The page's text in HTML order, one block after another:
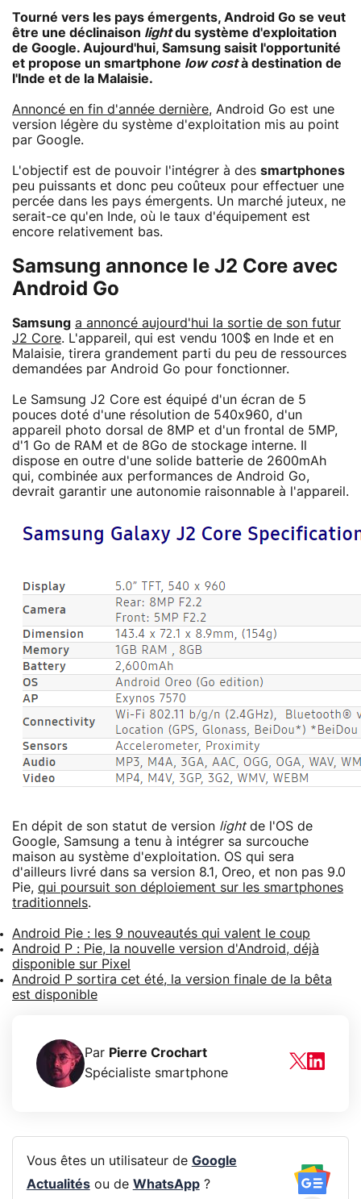
Tourné vers les pays émergents, Android Go se veut
être une déclinaison lightdu système d'exploitation
de Google. Aujourd'hui, Samsung saisit l'opportunité
et propose un smartphone low costà destination de
l'Inde et de la Malaisie.
Annoncé en fin d'année dernière, Android Go est une
version légère du système d'exploitation mis au point
par Google.
L'objectif est de pouvoir l'intégrer à des smartphones
peu puissants et donc peu coûteux pour effectuer une
percée dans les pays émergents. Un marché juteux, ne
serait-ce qu'en Inde, où le taux d'équipement est
encore relativement bas.
Samsung annonce le J2 Core avec
Android Go
Samsung a annoncé aujourd'hui la sortie de son futur
J2 Core. L'appareil, qui est vendu 100$ en Inde et en
Malaisie, tirera grandement parti du peu de ressources
demandées par Android Go pour fonctionner.
Le Samsung J2 Core est équipé d'un écran de 5
pouces doté d'une résolution de 540x960, d'un
appareil photo dorsal de 8MP et d'un frontal de 5MP,
d'1 Go de RAM et de 8Go de stockage interne. Il
dispose en outre d'une solide batterie de 2600mAh
qui, combinée aux performances de Android Go,
devrait garantir une autonomie raisonnable à l'appareil.
En dépit de son statut de version lightde l'OS de
Google, Samsung a tenu à intégrer sa surcouche
maison au système d'exploitation. OS qui sera
d'ailleurs livré dans sa version 8.1, Oreo, et non pas 9.0
Pie, qui poursuit son déploiement sur les smartphones
traditionnels.
Android Pie : les 9 nouveautés qui valent le coup
Android P : Pie, la nouvelle version d'Android, déjà
disponible sur Pixel
Android P sortira cet été, la version finale de la bêta
est disponible
Par Pierre Crochart
Spécialiste smartphone
Vous êtes un utilisateur de Google
Actualitésou de WhatsApp?